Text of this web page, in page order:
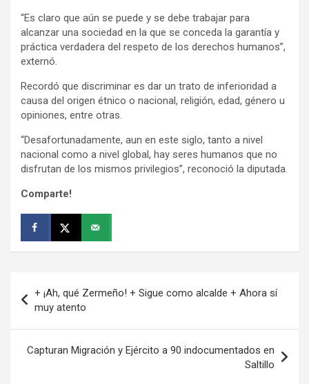
“Es claro que aún se puede y se debe trabajar para
alcanzar una sociedad en la que se conceda la garantía y
práctica verdadera del respeto de los derechos humanos”,
externó.
Recordó que discriminar es dar un trato de inferioridad a
causa del origen étnico o nacional, religión, edad, género u
opiniones, entre otras.
“Desafortunadamente, aun en este siglo, tanto a nivel
nacional como a nivel global, hay seres humanos que no
disfrutan de los mismos privilegios”, reconoció la diputada.
Comparte!
de
entradas
+ ¡Ah, qué Zermeño! + Sigue como alcalde + Ahora sí
muy atento
Capturan Migración y Ejército a 90 indocumentados en
Saltillo